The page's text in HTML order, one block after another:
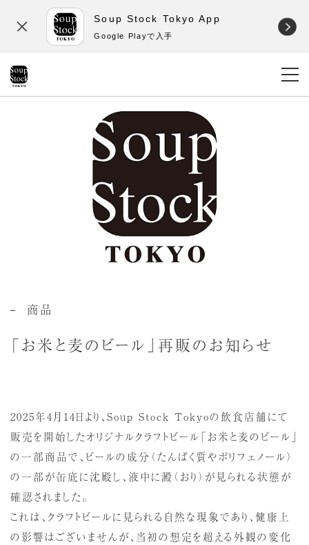
Soup Stock Tokyo App
Google Playで入手
商品
「お米と麦のビール」再販のお知らせ
2025年4月14日より、Soup Stock Tokyoの飲食店舗にて
販売を開始したオリジナルクラフトビール「お米と麦のビール」
の一部商品で、ビールの成分（たんぱく質やポリフェノール）
の一部が缶底に沈殿し、液中に澱（おり）が見られる状態が
確認されました。
これは、クラフトビールに見られる自然な現象であり、健康上
の影響はございませんが、当初の想定を超える外観の変化